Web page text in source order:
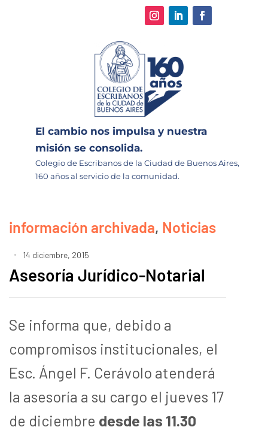
El cambio nos impulsa y nuestra
misión se consolida.
Colegio de Escribanos de la Ciudad de Buenos Aires,
160 años al servicio de la comunidad.
información archivada, Noticias
14 diciembre, 2015
Asesoría Jurídico-Notarial
Se informa que, debido a
compromisos institucionales, el
Esc. Ángel F. Cerávolo atenderá
la asesoría a su cargo el jueves 17
de diciembre desde las 11.30